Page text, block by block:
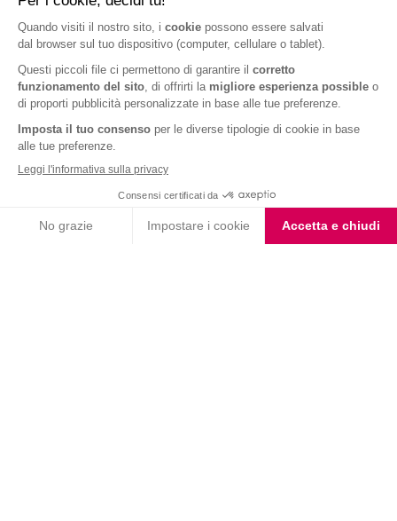
informativa privacy
, acconsento all'iscrizione alla newsletter
periodica di Nutrition et Santé
Nutrition & Sante' Italia Spa